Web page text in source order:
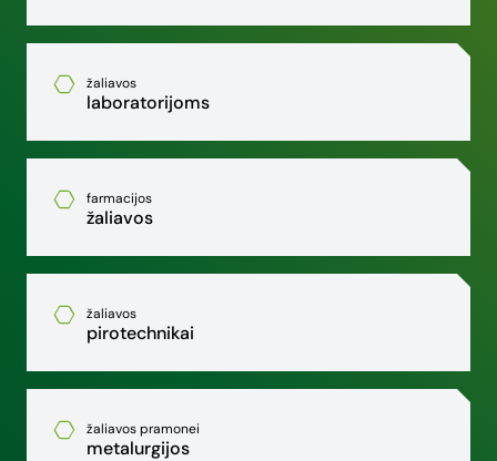
žaliavos
laboratorijoms
farmacijos
žaliavos
žaliavos
pirotechnikai
žaliavos pramonei
metalurgijos